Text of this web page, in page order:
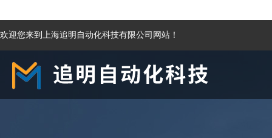
欢迎您来到上海追明自动化科技有限公司网站！